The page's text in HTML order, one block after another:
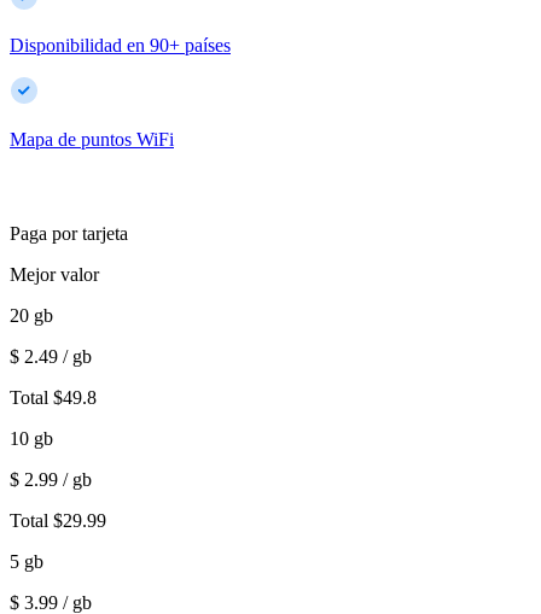
Disponibilidad en 90+ países
Mapa de puntos WiFi
Paga por tarjeta
Mejor valor
20 gb
$ 2.49 / gb
Total $49.8
10 gb
$ 2.99 / gb
Total $29.99
5 gb
$ 3.99 / gb